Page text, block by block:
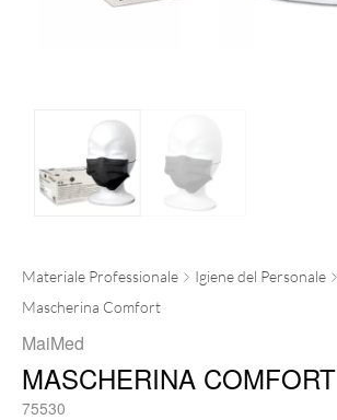
Materiale Professionale
Igiene del Personale
Mascherina Comfort
MaiMed
MASCHERINA COMFORT
75530